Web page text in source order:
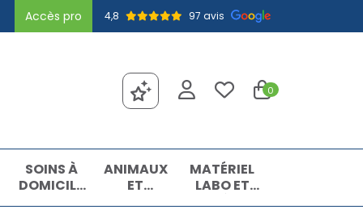
Accès pro 4,8 97 avis
0
SOINS À
DOMICILE
ET
ANIMAUX
ET
INSECTES
MATÉRIEL
LABO ET
MATIÈRES